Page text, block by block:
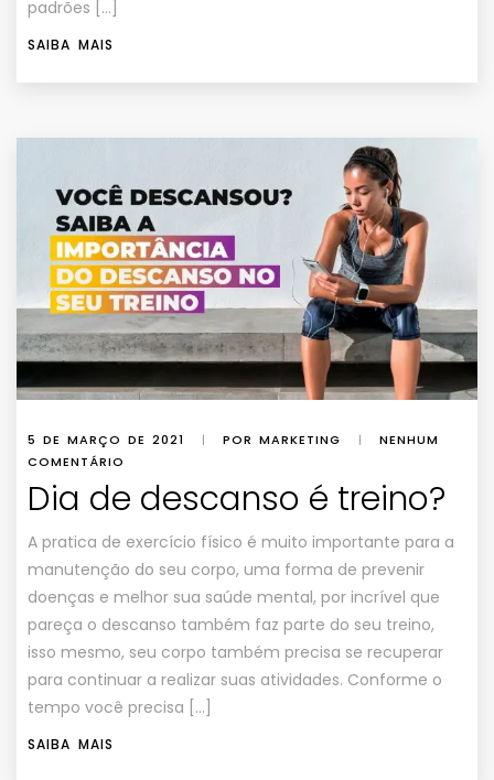
padrões […]
SAIBA MAIS
5 DE MARÇO DE 2021 | POR MARKETING |
NENHUM
COMENTÁRIO
Dia de descanso é treino?
A pratica de exercício físico é muito importante para a
manutenção do seu corpo, uma forma de prevenir
doenças e melhor sua saúde mental, por incrível que
pareça o descanso também faz parte do seu treino,
isso mesmo, seu corpo também precisa se recuperar
para continuar a realizar suas atividades. Conforme o
tempo você precisa […]
SAIBA MAIS